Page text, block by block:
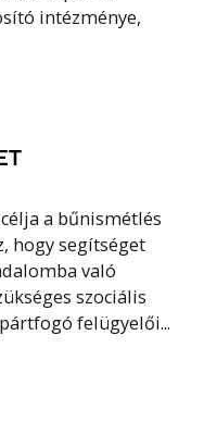
intézménye,
a bűnismétlés
hogy segítséget
való
szociális
felügyelői...